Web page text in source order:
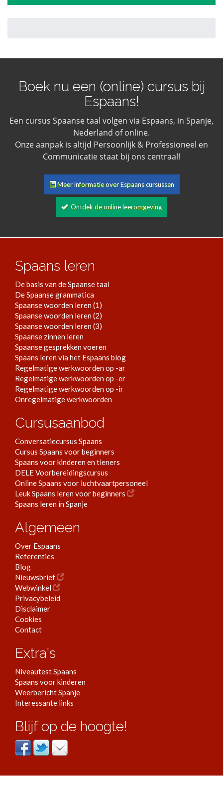
Boek nu een (online) cursus bij
Espaans!
Een cursus Spaanse taal volgen via Espaans, in Spanje,
Nederland of online.
Onze aanpak is altijd Persoonlijk & Professioneel en
Communicatie staat bij ons centraal!
Meer informatie over Espaans cursussen
Ontdek de online leeromgeving
Spaans leren
De basis van de Spaanse taal
De Spaanse grammatica
Spaanse woorden leren (1)
Spaanse woorden leren (2)
Spaanse woorden leren (3)
Spaanse zinnen leren
Spaanse gesprekken voeren
Spaans leren via het Espaans blog
Regelmatige werkwoorden op -ar
Regelmatige werkwoorden op -er
Regelmatige werkwoorden op -ir
Onregelmatige werkwoorden
Cursusaanbod
Conversatiecursus Spaans
Cursus Spaans voor beginners
Spaans voor kinderen en tieners
DELE Voorbereidingscursus
Online Spaans voor luchtvaartpersoneel
Leuk Spaans leren voor beginners
Spaans leren in Spanje
Algemeen
Over Espaans
Referenties
Blog
Nieuwsbrief
Webwinkel
Privacybeleid
Disclaimer
Cookies
Contact
Extra's
Niveautest Spaans
Spaans voor kinderen
Weerbericht Spanje
Interessante links
Blijf op de hoogte!